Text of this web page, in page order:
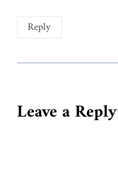
Reply
Leave a Reply